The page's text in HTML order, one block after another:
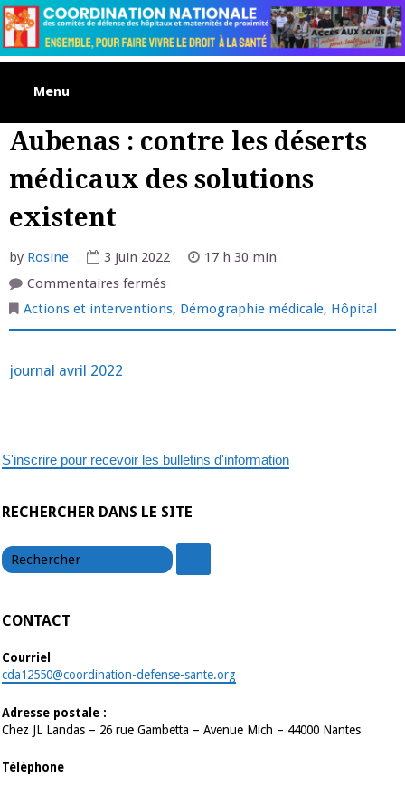
Skip
to
content
Menu
Aubenas : contre les déserts
médicaux des solutions
existent
by Rosine 3 juin 2022
17 h 30 min
Commentaires ferméssur
:
contre
les
Actions et interventions, Démographie médicale, Hôpital
journal avril 2022
S'inscrire pour recevoir les bulletins d'information
RECHERCHER DANS LE SITE
CONTACT
Courriel
cda12550@coordination-defense-sante.org
Adresse postale :
Chez JL Landas – 26 rue Gambetta – Avenue Mich – 44000 Nantes
Téléphone